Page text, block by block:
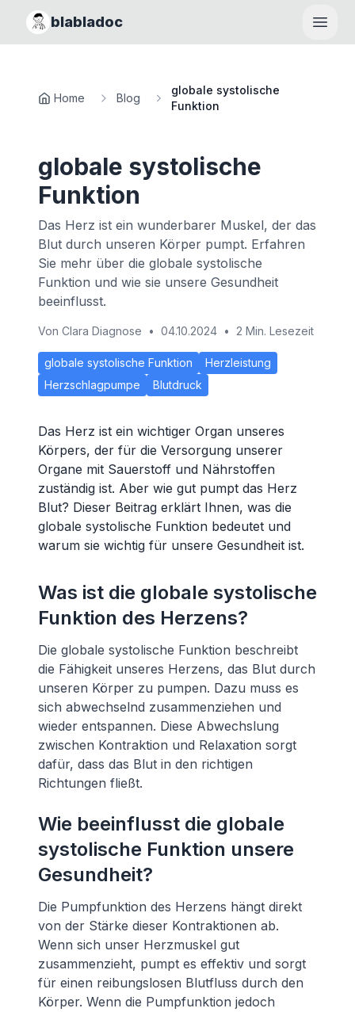
blabladoc
Home Blog
globale systolische
Funktion
globale systolische
Funktion
Das Herz ist ein wunderbarer Muskel, der das
Blut durch unseren Körper pumpt. Erfahren
Sie mehr über die globale systolische
Funktion und wie sie unsere Gesundheit
beeinflusst.
Von Clara Diagnose • 04.10.2024 • 2 Min. Lesezeit
globale systolische Funktion
Herzleistung
Herzschlagpumpe
Blutdruck
Das Herz ist ein wichtiger Organ unseres
Körpers, der für die Versorgung unserer
Organe mit Sauerstoff und Nährstoffen
zuständig ist. Aber wie gut pumpt das Herz
Blut? Dieser Beitrag erklärt Ihnen, was die
globale systolische Funktion bedeutet und
warum sie wichtig für unsere Gesundheit ist.
Was ist die globale systolische
Funktion des Herzens?
Die globale systolische Funktion beschreibt
die Fähigkeit unseres Herzens, das Blut durch
unseren Körper zu pumpen. Dazu muss es
sich abwechselnd zusammenziehen und
wieder entspannen. Diese Abwechslung
zwischen Kontraktion und Relaxation sorgt
dafür, dass das Blut in den richtigen
Richtungen fließt.
Wie beeinflusst die globale
systolische Funktion unsere
Gesundheit?
Die Pumpfunktion des Herzens hängt direkt
von der Stärke dieser Kontraktionen ab.
Wenn sich unser Herzmuskel gut
zusammenzieht, pumpt es effektiv und sorgt
für einen reibungslosen Blutfluss durch den
Körper. Wenn die Pumpfunktion jedoch